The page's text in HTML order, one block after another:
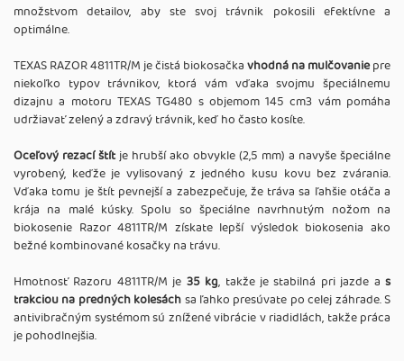
množstvom detailov, aby ste svoj trávnik pokosili efektívne a
optimálne.
TEXAS RAZOR 4811TR/M je čistá biokosačkavhodná na mulčovaniepre
niekoľko typov trávnikov, ktorá vám vďaka svojmu špeciálnemu
dizajnu a motoru TEXAS TG480 s objemom 145 cm3 vám pomáha
udržiavať zelený a zdravý trávnik, keď ho často kosíte.
Oceľový rezací štítje hrubší ako obvykle (2,5 mm) a navyše špeciálne
vyrobený, keďže je vylisovaný z jedného kusu kovu bez zvárania.
Vďaka tomu je štít pevnejší a zabezpečuje, že tráva sa ľahšie otáča a
krája na malé kúsky. Spolu so špeciálne navrhnutým nožom na
biokosenie Razor 4811TR/M získate lepší výsledok biokosenia ako
bežné kombinované kosačky na trávu.
Hmotnosť Razoru 4811TR/M je 35 kg, takže je stabilná pri jazde as
trakciou na predných kolesáchsa ľahko presúvate po celej záhrade. S
antivibračným systémom sú znížené vibrácie v riadidlách, takže práca
je pohodlnejšia.